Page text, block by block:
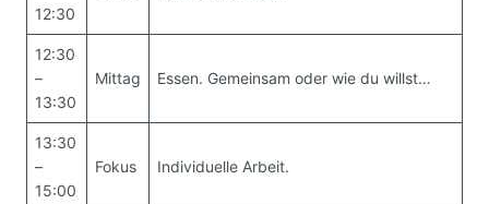
12:30
12:30
–
13:30
Mittag Essen. Gemeinsam oder wie du willst…
13:30
–
15:00
Fokus Individuelle Arbeit.